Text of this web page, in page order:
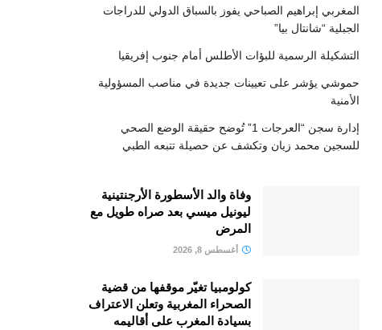
المغربي إبراهيم الصباحي يفوز بالسباق الدولي للدراجات
الجبلية “شانتال بيا”
التشكيلة الرسمية للبؤات الأطلس أمام جنوب إفريقيا
حموشي يؤشر على تعيينات جديدة في مناصب المسؤولية
الأمنية
إدارة سجن “العرجات 1” تُوضح حقيقة الوضع الصحي
للسجين محمد زيان وتكشف عن حصيلة تتبعه الطبي
وفاة والد الأسطورة الأرجنتينية
ليونيل ميسي بعد صراه طويل مع
المرض
أغسطس 8, 2026
كولومبيا تغيّر موقفها من قضية
الصحراء المغربية وتعلن الاعتراف
بسيادة المغرب على أقاليمه